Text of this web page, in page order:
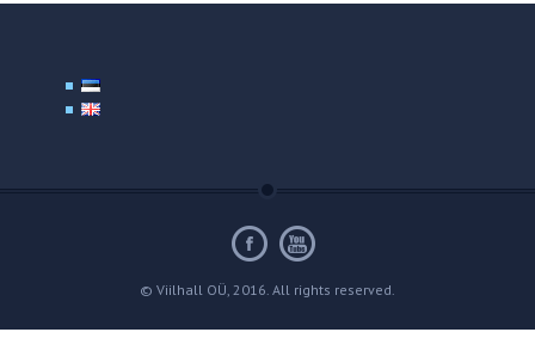
© Viilhall OÜ, 2016. All rights reserved.